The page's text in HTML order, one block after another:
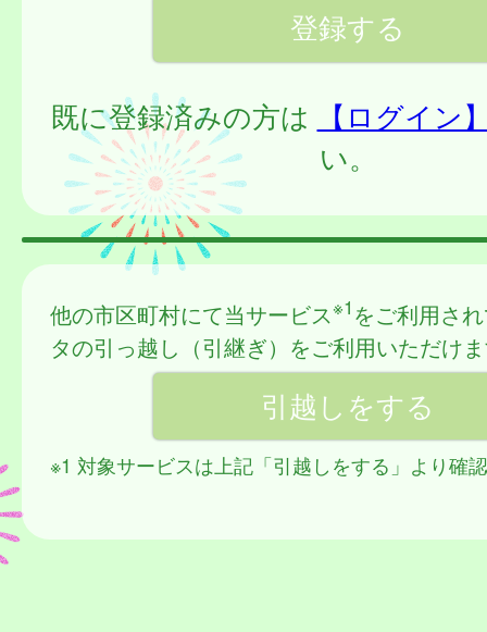
既に登録済みの方は
【ログイン
い。
他の市区町村にて当サービス※1 をご利用さ
タの引っ越し（引継ぎ）をご利用いただけ
※1 対象サービスは上記「引越しをする」より確